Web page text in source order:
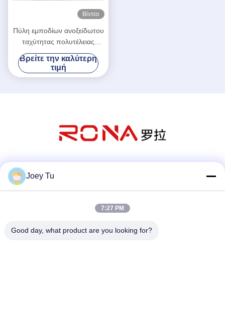
Βίντεο
Πύλη εμποδίων ανοξείδωτου
ταχύτητας πολυτέλειας
περιστροφικών πυλών
πυλών ταχύτητας ελέγχου
εισόδων
Βρείτε την καλύτερη
τιμή
Joey Tu
7:27 PM
Good day, what product are you looking for?